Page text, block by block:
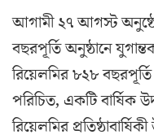
আগামী ২৭ আগস্ট
বছরপূর্তি অনুষ্ঠানে
রিয়েলমির ৮২৮
পরিচিত, একটি বার্ষিক
রিয়েলমির